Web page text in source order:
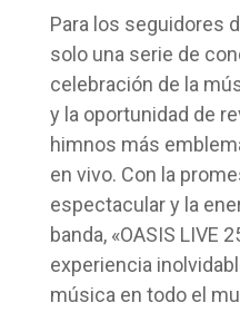
Para los seguidores
solo una serie de
celebración de la
y la oportunidad de
himnos más
en vivo. Con la
espectacular y la
banda, «OASIS LIVE
experiencia
música en todo el